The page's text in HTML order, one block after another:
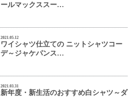
ールマックススー…
2021.05.12
ワイシャツ仕立ての ニットシャツコー
デ～ジャケパンス…
2021.03.31
新年度・新生活のおすすめ白シャツ～ダ